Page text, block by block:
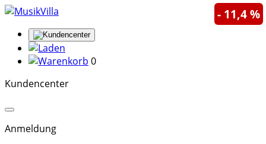
0
Kundencenter
Anmeldung
- 11,4 %